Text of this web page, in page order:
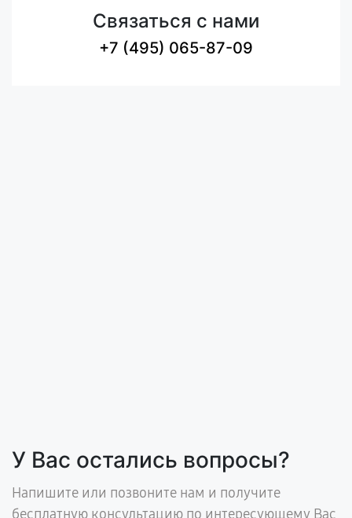
Связаться с нами
+7 (495) 065-87-09
У Вас остались вопросы?
Напишите или позвоните нам и получите
бесплатную консультацию по интересующему Вас